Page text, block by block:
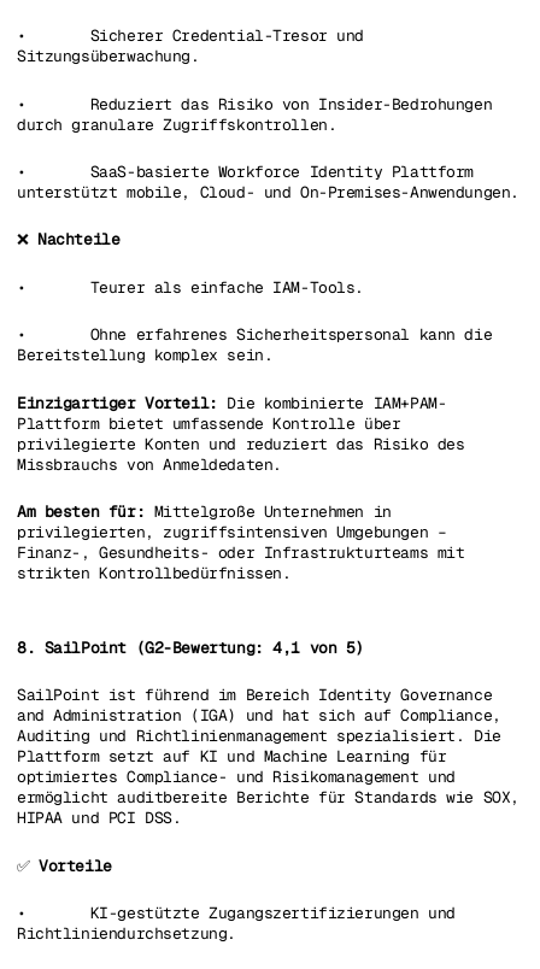
• Sicherer Credential-Tresor und
Sitzungsüberwachung.
• Reduziert das Risiko von Insider-Bedrohungen
durch granulare Zugriffskontrollen.
• SaaS-basierte Workforce Identity Plattform
unterstützt mobile, Cloud- und On-Premises-Anwendungen.
❌Nachteile
• Teurer als einfache IAM-Tools.
• Ohne erfahrenes Sicherheitspersonal kann die
Bereitstellung komplex sein.
Einzigartiger Vorteil: Die kombinierte IAM+PAM-
Plattform bietet umfassende Kontrolle über
privilegierte Konten und reduziert das Risiko des
Missbrauchs von Anmeldedaten.
Am besten für: Mittelgroße Unternehmen in
privilegierten, zugriffsintensiven Umgebungen –
Finanz-, Gesundheits- oder Infrastrukturteams mit
strikten Kontrollbedürfnissen.
8. SailPoint (G2-Bewertung: 4,1 von 5)
SailPoint ist führend im Bereich Identity Governance
and Administration (IGA) und hat sich auf Compliance,
Auditing und Richtlinienmanagement spezialisiert. Die
Plattform setzt auf KI und Machine Learning für
optimiertes Compliance- und Risikomanagement und
ermöglicht auditbereite Berichte für Standards wie SOX,
HIPAA und PCI DSS.
✅Vorteile
• KI-gestützte Zugangszertifizierungen und
Richtliniendurchsetzung.